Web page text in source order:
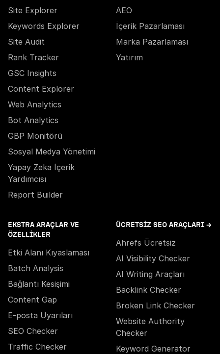
Site Explorer
Keywords Explorer
Site Audit
Rank Tracker
GSC Insights
Content Explorer
Web Analytics
Bot Analytics
GBP Monitörü
Sosyal Medya Yönetimi
Yapay Zeka İçerik
Yardımcısı
Report Builder
AEO
İçerik Pazarlaması
Marka Pazarlaması
Yatırım
EKSTRA ARAÇLAR VE
ÖZELLIKLER
Etki Alanı Kıyaslaması
Batch Analysis
Bağlantı Kesişimi
Content Gap
E-posta Uyarıları
SEO Checker
Traffic Checker
ÜCRETSIZ SEO ARAÇLARI →
Ahrefs Ücretsiz
AI Visibility Checker
AI Writing Araçları
Backlink Checker
Broken Link Checker
Website Authority
Checker
Keyword Generator